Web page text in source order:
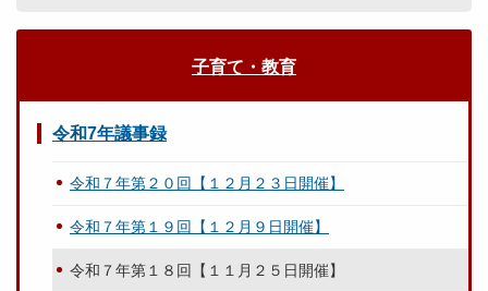
子育て・教育
令和7年議事録
令和７年第２０回【１２月２３日開催】
令和７年第１９回【１２月９日開催】
令和７年第１８回【１１月２５日開催】